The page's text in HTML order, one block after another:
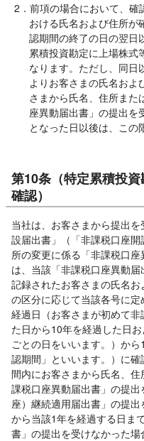
2．前項の場合において、確
おける氏名および住所が
認期間の終了の日の翌日
累積投資勘定に上場株式
なります。ただし、同日
よりお客さまの氏名およ
さまから氏名、住所また
座異動届出書」の提出を
となった日以後は、この
第10条（特定累積投
確認）
当社は、お客さまから提出
設届出書」（「非課税口座
所の変更に係る「非課税口
は、当該「非課税口座異動
記録されたお客さまの氏名
の区分に応じて当該各号に
経過日（お客さまが初めて
た日から10年を経過した日
ごとの日をいいます。）か
認期間」といいます。）に
間内にお客さまから氏名、
課税口座異動届出書」の提
座）継続適用届出書」の提
から当該1年を経過する日ま
書」の提出を受けなかった場